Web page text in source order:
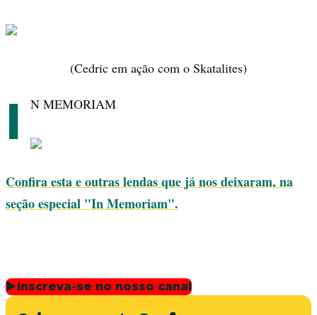
(Cedric em ação com o Skatalites)
I N MEMORIAM
Confira esta e outras lendas que já nos deixaram, na
seção especial "In Memoriam".
▶Inscreva-se no nosso canal